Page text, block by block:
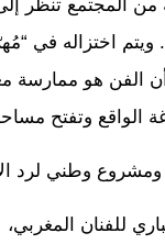
من المجتمع تنظر
ويتم اختزاله في
الفن هو ممارسة
الواقع وتفتح
للفنان